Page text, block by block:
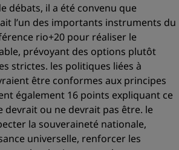
débats, il a été convenu que
l’un des importants instruments du
rio+20 pour réaliser le
prévoyant des options plutôt
strictes. les politiques liées à
être conformes aux principes
également 16 points expliquant ce
devrait ou ne devrait pas être. le
la souveraineté nationale,
universelle, renforcer les